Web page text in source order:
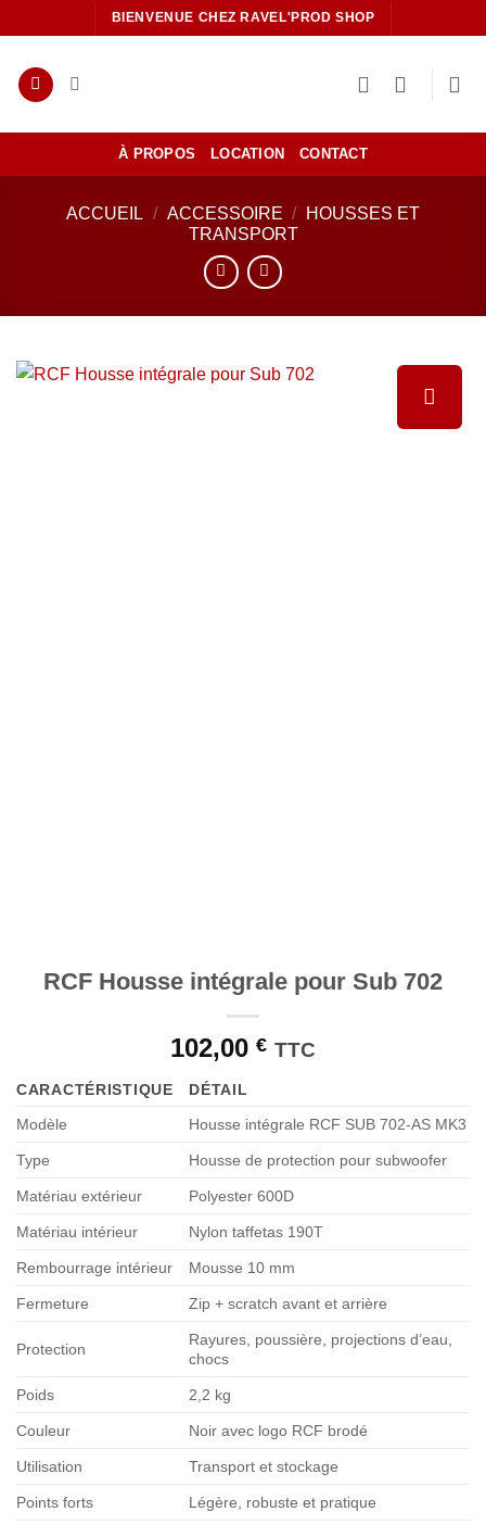
au
contenu
BIENVENUE CHEZ RAVEL'PROD SHOP
À PROPOS LOCATION CONTACT
ACCUEIL / ACCESSOIRE /
HOUSSES ET
TRANSPORT
RCF Housse intégrale pour Sub 702
102,00 € TTC
CARACTÉRISTIQUE
DÉTAIL
Modèle
Housse intégrale RCF SUB 702-AS MK3
Type Housse de protection pour subwoofer
Matériau extérieur Polyester 600D
Matériau intérieur Nylon taffetas 190T
Rembourrage intérieur Mousse 10 mm
Fermeture Zip + scratch avant et arrière
Protection
Rayures, poussière, projections d’eau,
chocs
Poids 2,2 kg
Couleur Noir avec logo RCF brodé
Utilisation Transport et stockage
Points forts Légère, robuste et pratique